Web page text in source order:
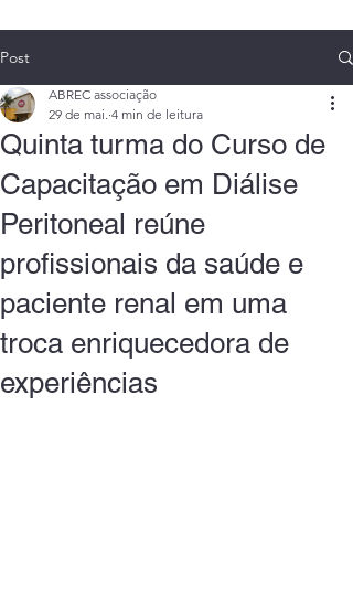
Post
Quinta turma do Curso de
Capacitação em Diálise
Peritoneal reúne
profissionais da saúde e
paciente renal em uma
troca enriquecedora de
experiências
ABREC associação
29 de mai. 4 min de leitura